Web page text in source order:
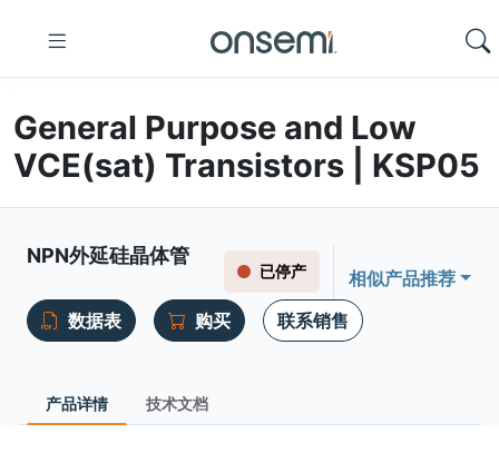
General Purpose and Low
VCE(sat) Transistors | KSP05
NPN外延硅晶体管
已停产
相似产品推荐
数据表
购买 联系销售
产品详情 技术文档